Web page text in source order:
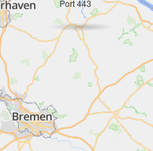
Port 443